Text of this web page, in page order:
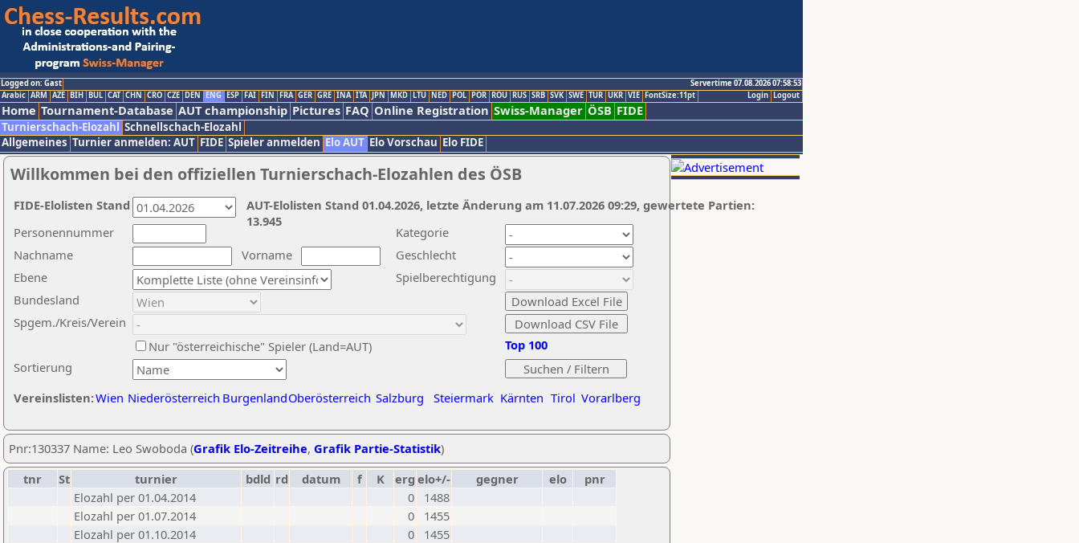
Logged on: Gast
Servertime 07.08.2026 07:58:53
Logout
Login
Arabic ARM AZE BIH BUL CAT CHN CRO CZE DEN ENG ESP FAI FIN FRA GER GRE INA ITA JPN MKD LTU NED POL POR ROU RUS SRB SVK SWE TUR UKR VIE FontSize:11pt
Home Tournament-Database AUT championship Pictures FAQ Online Registration Swiss-Manager ÖSB FIDE
Turnierschach-Elozahl Schnellschach-Elozahl
Allgemeines Turnier anmelden: AUT FIDE Spieler anmelden Elo AUT Elo Vorschau Elo FIDE
Willkommen bei den offiziellen Turnierschach-Elozahlen des ÖSB
Nachname
Vorname
Ebene
Kategorie
Sortierung
Personennummer
Bundesland
Spgem./Kreis/Verein
Geschlecht
Nur "österreichische" Spieler (Land=AUT)
Spielberechtigung
Vereinslisten:Wien Niederösterreich BurgenlandOberösterreich Salzburg Steiermark Kärnten Tirol Vorarlberg
Top 100
AUT-Elolisten Stand 01.04.2026, letzte Änderung am 11.07.2026 09:29, gewertete Partien:
13.945
FIDE-Elolisten Stand
Pnr:130337 Name: Leo Swoboda (Grafik Elo-Zeitreihe, Grafik Partie-Statistik)
tnr
St turnier bdld rd datum f K erg elo+/- gegner elo
pnr
Elozahl per 01.04.2014
0
1488
Elozahl per 01.07.2014
0
1455
Elozahl per 01.10.2014
0
1455